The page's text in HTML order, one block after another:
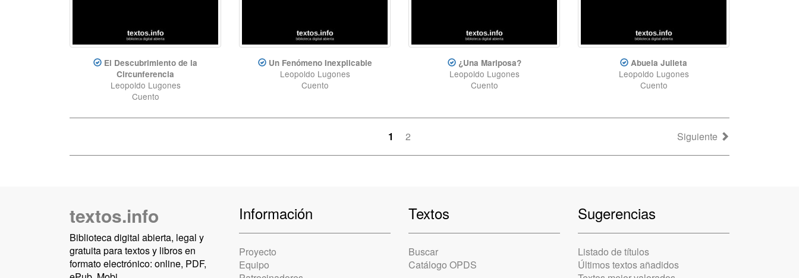
El Descubrimiento de la
Circunferencia
Leopoldo Lugones
Cuento
Un Fenómeno Inexplicable
Leopoldo Lugones
Cuento
¿Una Mariposa?
Leopoldo Lugones
Cuento
Abuela Julieta
Leopoldo Lugones
Cuento
1 2 Siguiente
textos.info
Biblioteca digital abierta, legal y
gratuita para textos y libros en
formato electrónico: online, PDF,
Información
Proyecto
Equipo
Textos
Buscar
Catálogo OPDS
Sugerencias
Listado de títulos
Últimos textos añadidos